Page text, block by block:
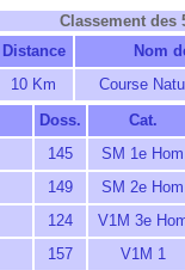
Classement des
Distance Nom
10 Km Course
Doss. Cat.
145 SM 1e Hom
149 SM 2e Hom
124 V1M 3e
157 V1M 1